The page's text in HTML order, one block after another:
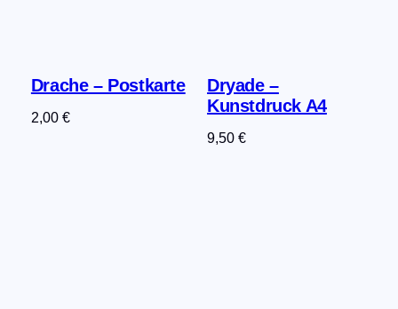
Drache – Postkarte
2,00 €
Dryade –
Kunstdruck A4
9,50€